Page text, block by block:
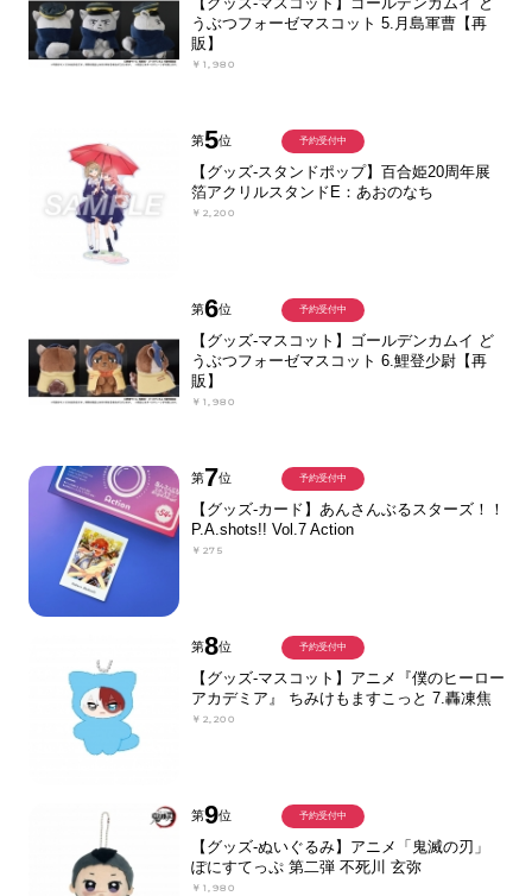
うぶつフォーゼマスコット 5.月島軍曹【再
販】
￥1,980
第5位
【グッズ-スタンドポップ】百合姫20周年展
箔アクリルスタンドE：あおのなち
￥2,200
予約受付中
第6位
【グッズ-マスコット】ゴールデンカムイ ど
うぶつフォーゼマスコット 6.鯉登少尉【再
販】
￥1,980
予約受付中
第7位
【グッズ-カード】あんさんぶるスターズ！！
P.A.shots!! Vol.7 Action
￥275
予約受付中
第8位
【グッズ-マスコット】アニメ『僕のヒーロー
アカデミア』 ちみけもますこっと 7.轟凍焦
￥2,200
予約受付中
第9位
【グッズ-ぬいぐるみ】アニメ「鬼滅の刃」
ぽにすてっぷ 第二弾 不死川 玄弥
￥1,980
予約受付中